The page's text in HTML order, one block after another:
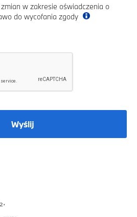
w zakresie oświadczenia o
do wycofania zgody
Wyślij